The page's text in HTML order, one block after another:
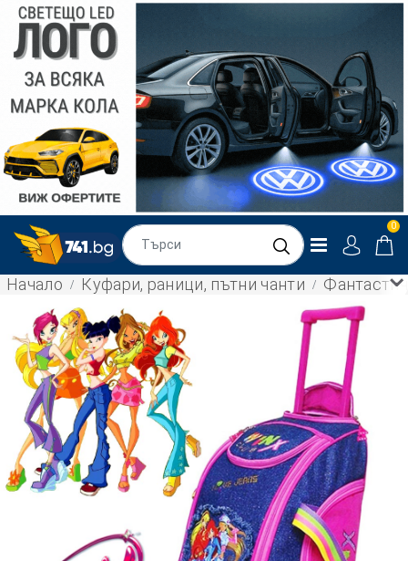
0
Начало Куфари, раници, пътни чанти